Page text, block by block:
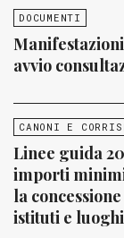
DOCUMENTI
avvio
CANONI E
Linee guida
importi
la
istituti e